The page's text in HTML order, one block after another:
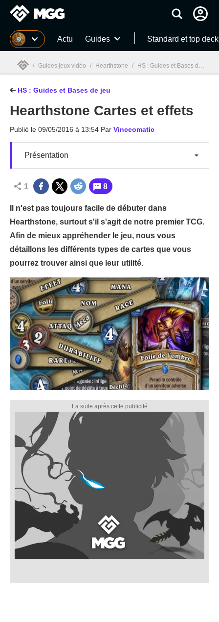
MGG Actu Guides Standard et top
MGG
/ Guides jeux vidéo / Hearthstone / HS : Guides et Bases de jeu
HS : Guides et Bases de jeu
Hearthstone Cartes et effets
Publié le 09/05/2016 à 13:54 Par Vinceomatic
Présentation
1 8
Il n'est pas toujours facile de débuter dans
Hearthstone, surtout s'il s'agit de notre premier TCG.
Afin de mieux appréhender le jeu, nous vous
détaillons les différents types de cartes que vous
pourrez trouver ainsi que leur utilité.